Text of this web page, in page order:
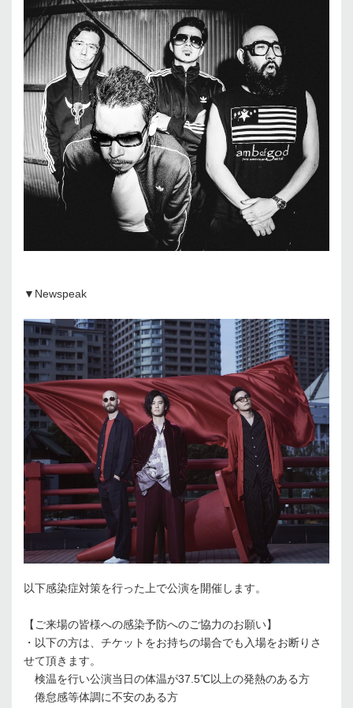
▼Newspeak
以下感染症対策を行った上で公演を開催します。
【ご来場の皆様への感染予防へのご協力のお願い】
・以下の方は、チケットをお持ちの場合でも入場をお断りさ
せて頂きます。
検温を行い公演当日の体温が37.5℃以上の発熱のある方
倦怠感等体調に不安のある方